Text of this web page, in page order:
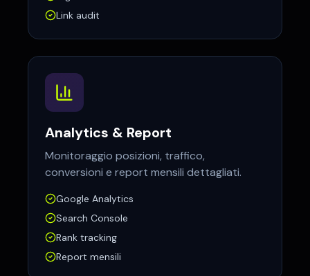
Link audit
Analytics & Report
Monitoraggio posizioni, traffico,
conversioni e report mensili dettagliati.
Google Analytics
Search Console
Rank tracking
Report mensili